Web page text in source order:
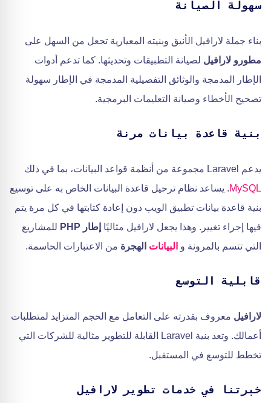
سهولة الصيانة
بناء جملة لارافيل الأنيق وبنيته المعيارية تجعل من السهل على
مطورو لارافيل لصيانة التطبيقات وتحديثها. كما تدعم أدوات
الإطار المدمجة والوثائق التفصيلية المدمجة في الإطار سهولة
تصحيح الأخطاء وصيانة التعليمات البرمجية.
بنية قاعدة بيانات مرنة
يدعم Laravel مجموعة من أنظمة قواعد البيانات، بما في ذلك
MySQL. يساعد نظام ترحيل قاعدة البيانات الخاص به على توسيع
بنية قاعدة بيانات تطبيق الويب دون إعادة كتابتها في كل مرة يتم
فيها إجراء تغيير. وهذا يجعل لارافيل مثاليًا إطار PHP
للمشاريع
التي تتسم بالمرونة و البيانات الهجرة من الاعتبارات الحاسمة.
قابلية التوسع
لارافيل معروف بقدرته على التعامل مع الحجم المتزايد لمتطلبات
أعمالك. وتعد بنية Laravel القابلة للتطوير مثالية للشركات التي
تخطط للتوسع في المستقبل.
خبرتنا في خدمات تطوير لارافيل